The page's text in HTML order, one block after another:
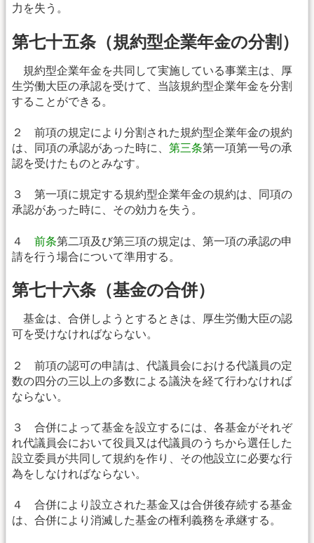
力を失う。
第七十五条（規約型企業年金の分割）
規約型企業年金を共同して実施している事業主は、厚
生労働大臣の承認を受けて、当該規約型企業年金を分割
することができる。
２ 前項の規定により分割された規約型企業年金の規約
は、同項の承認があった時に、 第三条第一項第一号の承
認を受けたものとみなす。
３ 第一項に規定する規約型企業年金の規約は、同項の
承認があった時に、その効力を失う。
４ 前条第二項及び第三項の規定は、第一項の承認の申
請を行う場合について準用する。
第七十六条（基金の合併）
基金は、合併しようとするときは、厚生労働大臣の認
可を受けなければならない。
２ 前項の認可の申請は、代議員会における代議員の定
数の四分の三以上の多数による議決を経て行わなければ
ならない。
３ 合併によって基金を設立するには、各基金がそれぞ
れ代議員会において役員又は代議員のうちから選任した
設立委員が共同して規約を作り、その他設立に必要な行
為をしなければならない。
４ 合併により設立された基金又は合併後存続する基金
は、合併により消滅した基金の権利義務を承継する。